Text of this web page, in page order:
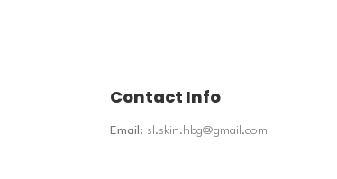
Contact Info
Email: sl.skin.hbg@gmail.com